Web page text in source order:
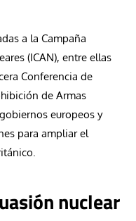
a la Campaña
(ICAN), entre ellas
Conferencia de
de Armas
europeos y
para ampliar el
nuclear